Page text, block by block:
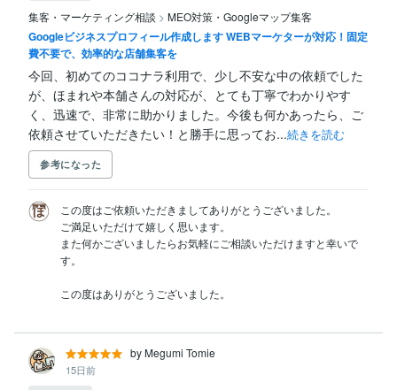
集客・マーケティング相談 > MEO対策・Googleマップ集客
Googleビジネスプロフィール作成します WEBマーケターが対応！固定
費不要で、効率的な店舗集客を
今回、初めてのココナラ利用で、少し不安な中の依頼でした
が、ほまれや本舗さんの対応が、とても丁寧でわかりやす
く、迅速で、非常に助かりました。今後も何かあったら、ご
依頼させていただきたい！と勝手に思ってお...続きを読む
参考になった
この度はご依頼いただきましてありがとうございました。
ご満足いただけて嬉しく思います。
また何かございましたらお気軽にご相談いただけますと幸いで
す。
by Megumi Tomie
15日前